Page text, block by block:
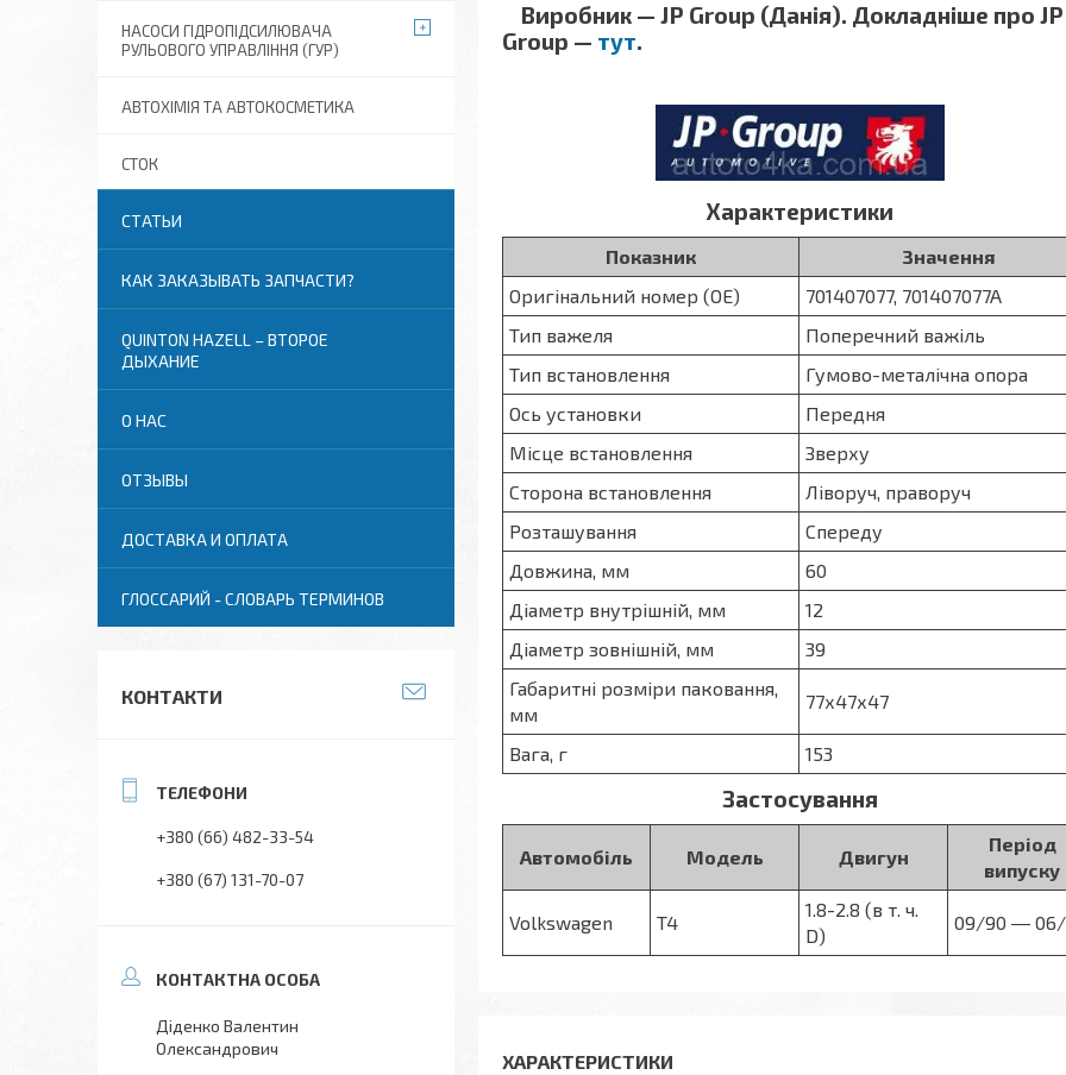
Виробник — JP Group (Данія). Докладніше про JP
Group — тут.
Характеристики
Показник
Значення
Оригінальний номер (OE)
701407077, 701407077A
Тип важеля
Поперечний важіль
Тип встановлення
Гумово-металічна опора
Ось установки
Передня
Місце встановлення
Зверху
Сторона встановлення
Ліворуч, праворуч
Розташування
Спереду
Довжина, мм
60
Діаметр внутрішній, мм
12
Діаметр зовнішній, мм
39
Габаритні розміри паковання,
мм
77х47х47
Вага, г 153
Застосування
Автомобіль Модель Двигун
Період
випуску
Volkswagen T4
1.8-2.8 (в т. ч.
D)
09/90 ―
ХАРАКТЕРИСТИКИ
НАСОСИ ГІДРОПІДСИЛЮВАЧА
РУЛЬОВОГО УПРАВЛІННЯ (ГУР)
АВТОХІМІЯ ТА АВТОКОСМЕТИКА
СТОК
СТАТЬИ
КАК ЗАКАЗЫВАТЬ ЗАПЧАСТИ?
QUINTON HAZELL – ВТОРОЕ
ДЫХАНИЕ
О НАС
ОТЗЫВЫ
ДОСТАВКА И ОПЛАТА
ГЛОССАРИЙ - СЛОВАРЬ ТЕРМИНОВ
КОНТАКТИ
+380 (66) 482-33-54
+380 (67) 131-70-07
Діденко Валентин
Олександрович